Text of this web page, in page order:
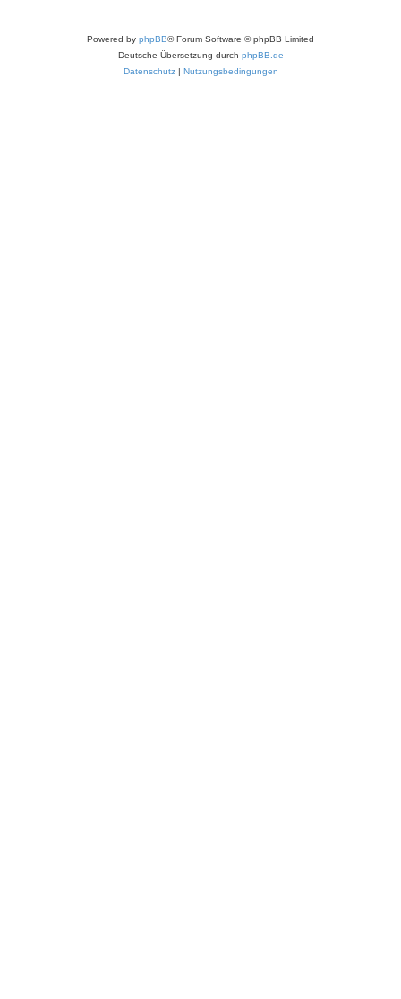
Powered by phpBB® Forum Software © phpBB Limited
Deutsche Übersetzung durch phpBB.de
Datenschutz| Nutzungsbedingungen